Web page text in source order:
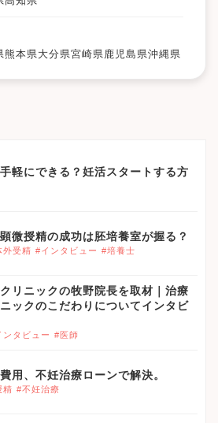
熊本県 大分県宮崎県 鹿児島県沖縄県
軽にできる？妊活スタートする方
微授精の成功は胚培養室が握る？
外受精 #インタビュー #培養士
リニックの牧野院長を取材｜治療
ックのこだわりについてインタビ
ンタビュー #医師
用、不妊治療ローンで解決。
精 #不妊治療